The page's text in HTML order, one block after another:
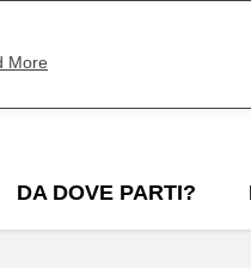
More
DA DOVE PARTI?